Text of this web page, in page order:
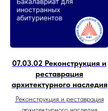
07.03.02 Реконструкция и
реставрация
архитектурного наследия
Реконструкция и реставрация
архитектурного наследия